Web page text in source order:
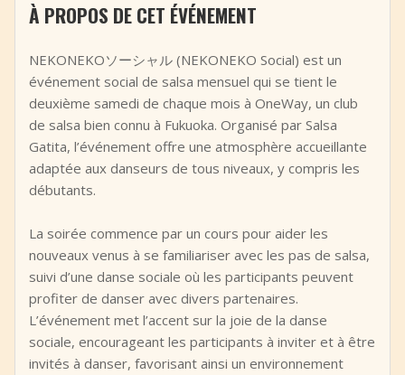
À PROPOS DE CET ÉVÉNEMENT
NEKONEKOソーシャル (NEKONEKO Social) est un
événement social de salsa mensuel qui se tient le
deuxième samedi de chaque mois à OneWay, un club
de salsa bien connu à Fukuoka. Organisé par Salsa
Gatita, l’événement offre une atmosphère accueillante
adaptée aux danseurs de tous niveaux, y compris les
débutants.
La soirée commence par un cours pour aider les
nouveaux venus à se familiariser avec les pas de salsa,
suivi d’une danse sociale où les participants peuvent
profiter de danser avec divers partenaires.
L’événement met l’accent sur la joie de la danse
sociale, encourageant les participants à inviter et à être
invités à danser, favorisant ainsi un environnement